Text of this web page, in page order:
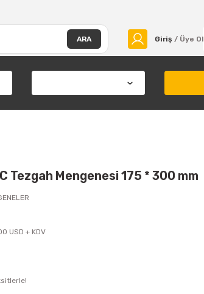
ARA Giriş / Üye Ol
Tezgah Mengenesi 175 * 300 mm
USD + KDV